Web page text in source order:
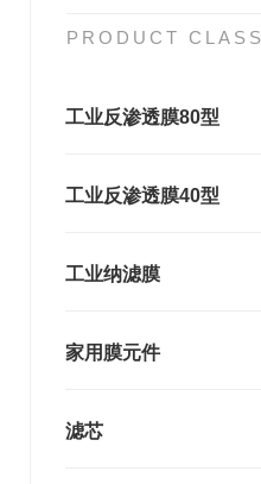
PRODUCT
工业反渗透膜80型
工业反渗透膜40型
工业纳滤膜
家用膜元件
滤芯